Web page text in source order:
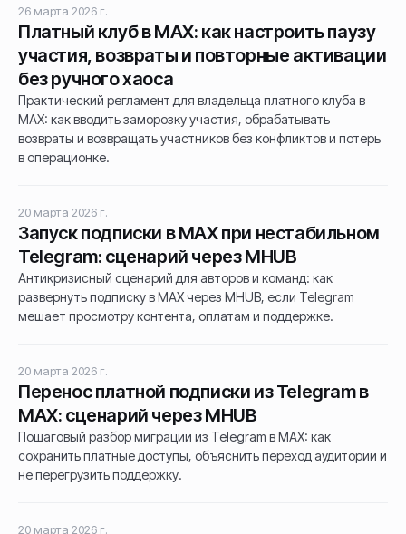
26 марта 2026 г.
Платный клуб в MAX: как настроить паузу
участия, возвраты и повторные активации
без ручного хаоса
Практический регламент для владельца платного клуба в
MAX: как вводить заморозку участия, обрабатывать
возвраты и возвращать участников без конфликтов и потерь
в операционке.
20 марта 2026 г.
Запуск подписки в MAX при нестабильном
Telegram: сценарий через MHUB
Антикризисный сценарий для авторов и команд: как
развернуть подписку в MAX через MHUB, если Telegram
мешает просмотру контента, оплатам и поддержке.
20 марта 2026 г.
Перенос платной подписки из Telegram в
MAX: сценарий через MHUB
Пошаговый разбор миграции из Telegram в MAX: как
сохранить платные доступы, объяснить переход аудитории и
не перегрузить поддержку.
20 марта 2026 г.